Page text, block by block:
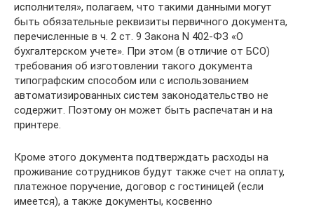
исполнителя», полагаем, что такими данными могут
быть обязательные реквизиты первичного документа,
перечисленные в ч. 2 ст. 9 Закона N 402-ФЗ «О
бухгалтерском учете». При этом (в отличие от БСО)
требования об изготовлении такого документа
типографским способом или с использованием
автоматизированных систем законодательство не
содержит. Поэтому он может быть распечатан и на
принтере.
Кроме этого документа подтверждать расходы на
проживание сотрудников будут также счет на оплату,
платежное поручение, договор с гостиницей (если
имеется), а также документы, косвенно